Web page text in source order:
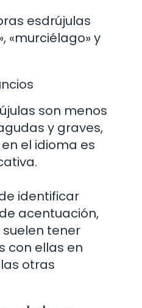
esdrújulas
«murciélago» y
son menos
y graves,
el idioma es
identificar
acentuación,
tener
con ellas en
otras